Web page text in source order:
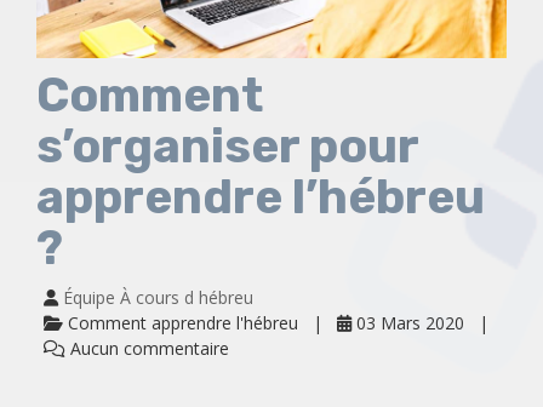
Comment
s’organiser pour
apprendre l’hébreu
?
Équipe À cours d hébreu
Comment apprendre l'hébreu
03 Mars 2020
Aucun commentaire